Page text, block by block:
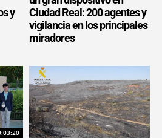
y
Ciudad Real: 200 agentes y
vigilancia en los principales
miradores